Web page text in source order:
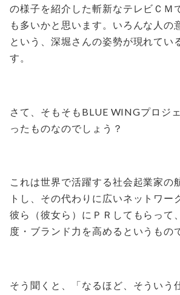
の様子を紹介した斬新なテレビＣＭ
も多いかと思います。いろんな人の
という、深堀さんの姿勢が現れてい
す。
さて、そもそもBLUE WINGプロジ
ったものなのでしょう？
これは世界で活躍する社会起業家の
トし、その代わりに広いネットワー
彼ら（彼女ら）にＰＲしてもらって
度・ブランド力を高めるというもの
そう聞くと、「なるほど、そういう